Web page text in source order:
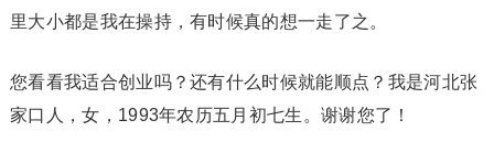
里大小都是我在操持，有时候真的想一走了之。
您看看我适合创业吗？还有什么时候就能顺点？我是河北张
家口人，女，1993年农历五月初七生。谢谢您了！